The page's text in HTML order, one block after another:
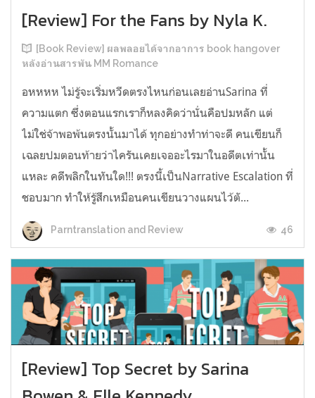
[Review] For the Fans by Nyla K.
[Book Review] ผลพลอยได้จากอาการ book hangover
หลังอ่านสารพัน MM Romance
อหหหห ไม่รู้จะเริ่มหวีดตรงไหนก่อนเลยอ่านSarina ที่
ความแตก ซึ่งตอนแรกเราก็หลงคิดว่านั่นคือปมหลัก แต่
ไม่ใช่จ้าพอพ้นตรงนั้นมาได้ ทุกอย่างทำท่าจะดี คนเขียนก็
เฉลยปมตอนท้ายว่าไครันเคยเจออะไรมาในอดีตเท่านั้น
แหละ คดีพลิกในทันใด!!! ตรงนี้เป็นNarrative Escalation ที่
ชอบมาก ทำให้รู้สึกเหมือนคนเขียนวางแผนไว้ตั...
Parntranslation and Review 46
[Review] Top Secret by Sarina